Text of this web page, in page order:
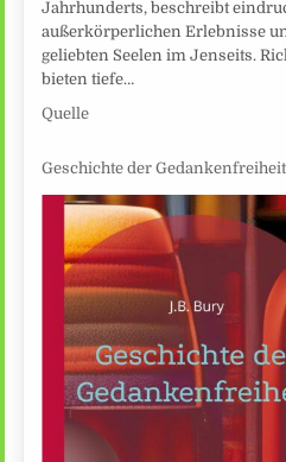
Jahrhunderts, beschreibt
außerkörperlichen Erlebnisse
geliebten Seelen im Jenseits.
bieten tiefe…
Quelle
Geschichte der Gedankenfreiheit